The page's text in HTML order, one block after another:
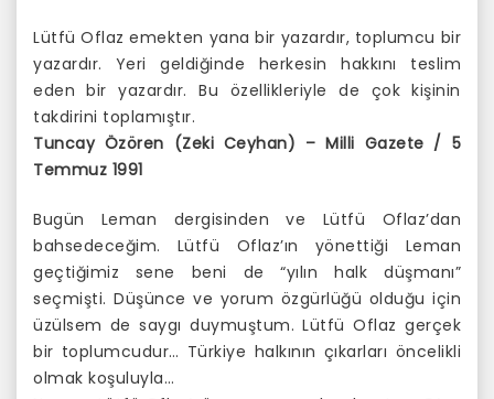
Lütfü Oflaz emekten yana bir yazardır, toplumcu bir
yazardır. Yeri geldiğinde herkesin hakkını teslim
eden bir yazardır. Bu özellikleriyle de çok kişinin
takdirini toplamıştır.
Tuncay Özören (Zeki Ceyhan) – Milli Gazete / 5
Temmuz 1991
Bugün Leman dergisinden ve Lütfü Oflaz’dan
bahsedeceğim. Lütfü Oflaz’ın yönettiği Leman
geçtiğimiz sene beni de “yılın halk düşmanı”
seçmişti. Düşünce ve yorum özgürlüğü olduğu için
üzülsem de saygı duymuştum. Lütfü Oflaz gerçek
bir toplumcudur… Türkiye halkının çıkarları öncelikli
olmak koşuluyla…